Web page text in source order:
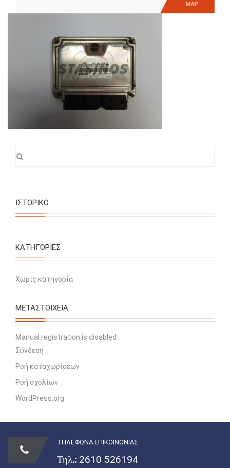
ΜΑΡ
ΙΣΤΟΡΙΚΌ
KΑΤΗΓΟΡΊΕΣ
Χωρίς κατηγορία
ΜΕΤΑΣΤΟΙΧΕΊΑ
Manual registration is disabled
Σύνδεση
Ροή καταχωρίσεων
Ροή σχολίων
WordPress.org
ΤΗΛΕΦΩΝΑ ΕΠΙΚΟΙΝΩΝΙΑΣ
Τηλ.: 2610 526194